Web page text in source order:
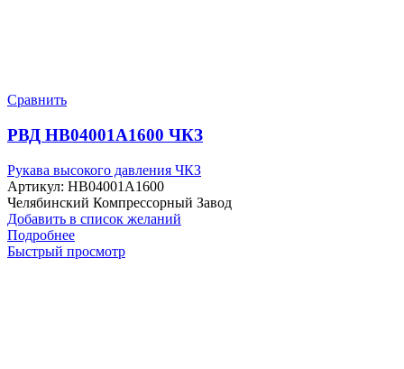
Сравнить
РВД HB04001A1600 ЧКЗ
Рукава высокого давления ЧКЗ
Артикул: HB04001A1600
Челябинский Компрессорный Завод
Добавить в список желаний
Подробнее
Быстрый просмотр